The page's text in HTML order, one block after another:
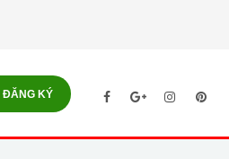
ĐĂNG KÝ